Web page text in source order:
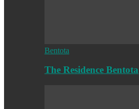
Bentota
The Residence Bentota